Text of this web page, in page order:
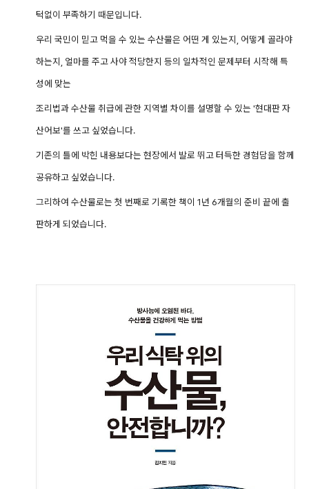
턱없이 부족하기 때문입니다.
우리 국민이 믿고 먹을 수 있는 수산물은 어떤 게 있는지, 어떻게 골라야
하는지, 얼마를 주고 사야 적당한지 등의 일차적인 문제부터 시작해 특
성에 맞는
조리법과 수산물 취급에 관한 지역별 차이를 설명할 수 있는 '현대판 자
산어보'를 쓰고 싶었습니다.
기존의 틀에 박힌 내용보다는 현장에서 발로 뛰고 터득한 경험담을 함께
공유하고 싶었습니다.
그리하여 수산물로는 첫 번째로 기록한 책이 1년 6개월의 준비 끝에 출
판하게 되었습니다.